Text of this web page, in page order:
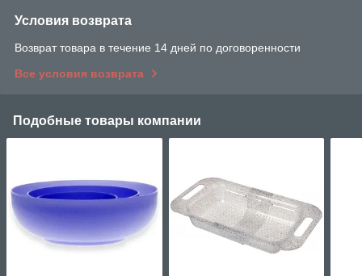
Условия возврата
Возврат товара в течение 14 дней по договоренности
Все условия возврата
Подобные товары компании